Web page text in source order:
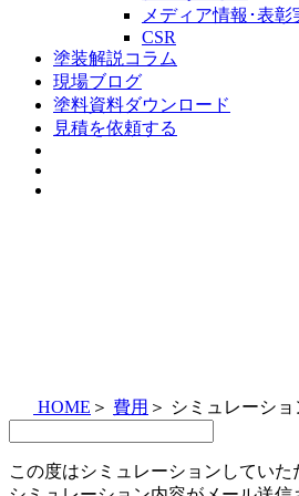
メディア情報･表彰
CSR
塗装解説コラム
現場ブログ
塗料資料ダウンロード
見積を依頼する
HOME ＞ 費用 ＞ シミュレーシ
この度はシミュレーションしていた